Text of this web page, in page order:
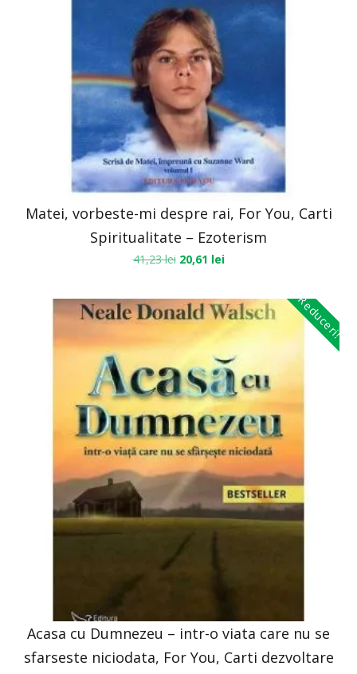
Matei, vorbeste-mi despre rai, For You, Carti
Spiritualitate – Ezoterism
41,23lei 20,61 lei
Reduceri!
Acasa cu Dumnezeu – intr-o viata care nu se
sfarseste niciodata, For You, Carti dezvoltare